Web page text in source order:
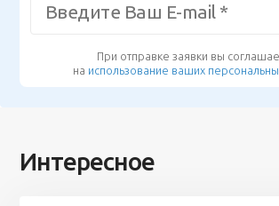
При отправке заявки вы
на использование ваших
Интересное